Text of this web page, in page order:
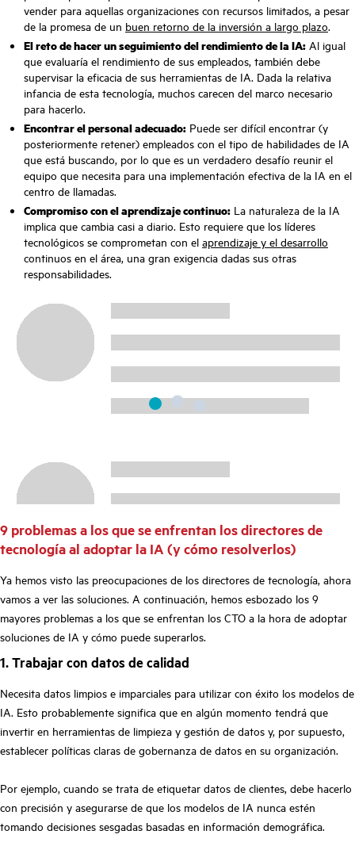
vender para aquellas organizaciones con recursos limitados, a pesar
de la promesa de un buen retorno de la inversión a largo plazo.
El reto de hacer un seguimiento del rendimiento de la IA: Al igual
que evaluaría el rendimiento de sus empleados, también debe
supervisar la eficacia de sus herramientas de IA. Dada la relativa
infancia de esta tecnología, muchos carecen del marco necesario
para hacerlo.
Encontrar el personal adecuado: Puede ser difícil encontrar (y
posteriormente retener) empleados con el tipo de habilidades de IA
que está buscando, por lo que es un verdadero desafío reunir el
equipo que necesita para una implementación efectiva de la IA en el
centro de llamadas.
Compromiso con el aprendizaje continuo: La naturaleza de la IA
implica que cambia casi a diario. Esto requiere que los líderes
tecnológicos se comprometan con el aprendizaje y el desarrollo
continuos en el área, una gran exigencia dadas sus otras
responsabilidades.
9 problemas a los que se enfrentan los directores de
tecnología al adoptar la IA (y cómo resolverlos)
Ya hemos visto las preocupaciones de los directores de tecnología, ahora
vamos a ver las soluciones. A continuación, hemos esbozado los 9
mayores problemas a los que se enfrentan los CTO a la hora de adoptar
soluciones de IA y cómo puede superarlos.
1. Trabajar con datos de calidad
Necesita datos limpios e imparciales para utilizar con éxito los modelos de
IA. Esto probablemente significa que en algún momento tendrá que
invertir en herramientas de limpieza y gestión de datos y, por supuesto,
establecer políticas claras de gobernanza de datos en su organización.
Por ejemplo, cuando se trata de etiquetar datos de clientes, debe hacerlo
con precisión y asegurarse de que los modelos de IA nunca estén
tomando decisiones sesgadas basadas en información demográfica.